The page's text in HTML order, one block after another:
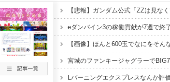
【悲報】ガンダム公式「ZZは見なく
【画像】ほんと600玉でなにをそん
Lバーニングエクスプレスなんか評